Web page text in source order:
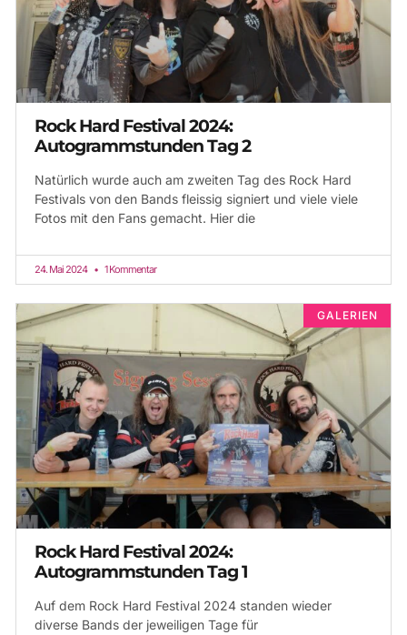
Rock Hard Festival 2024:
Autogrammstunden Tag 2
Natürlich wurde auch am zweiten Tag des Rock Hard
Festivals von den Bands fleissig signiert und viele viele
Fotos mit den Fans gemacht. Hier die
24. Mai 2024 1 Kommentar
GALERIEN
Rock Hard Festival 2024:
Autogrammstunden Tag 1
Auf dem Rock Hard Festival 2024 standen wieder
diverse Bands der jeweiligen Tage für